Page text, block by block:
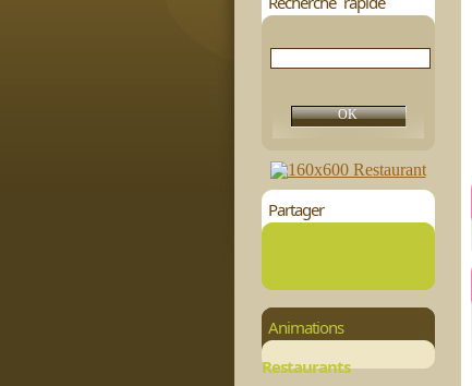
Partager
Animations
Restaurants